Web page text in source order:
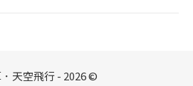
天空飛行 - 2026 ©